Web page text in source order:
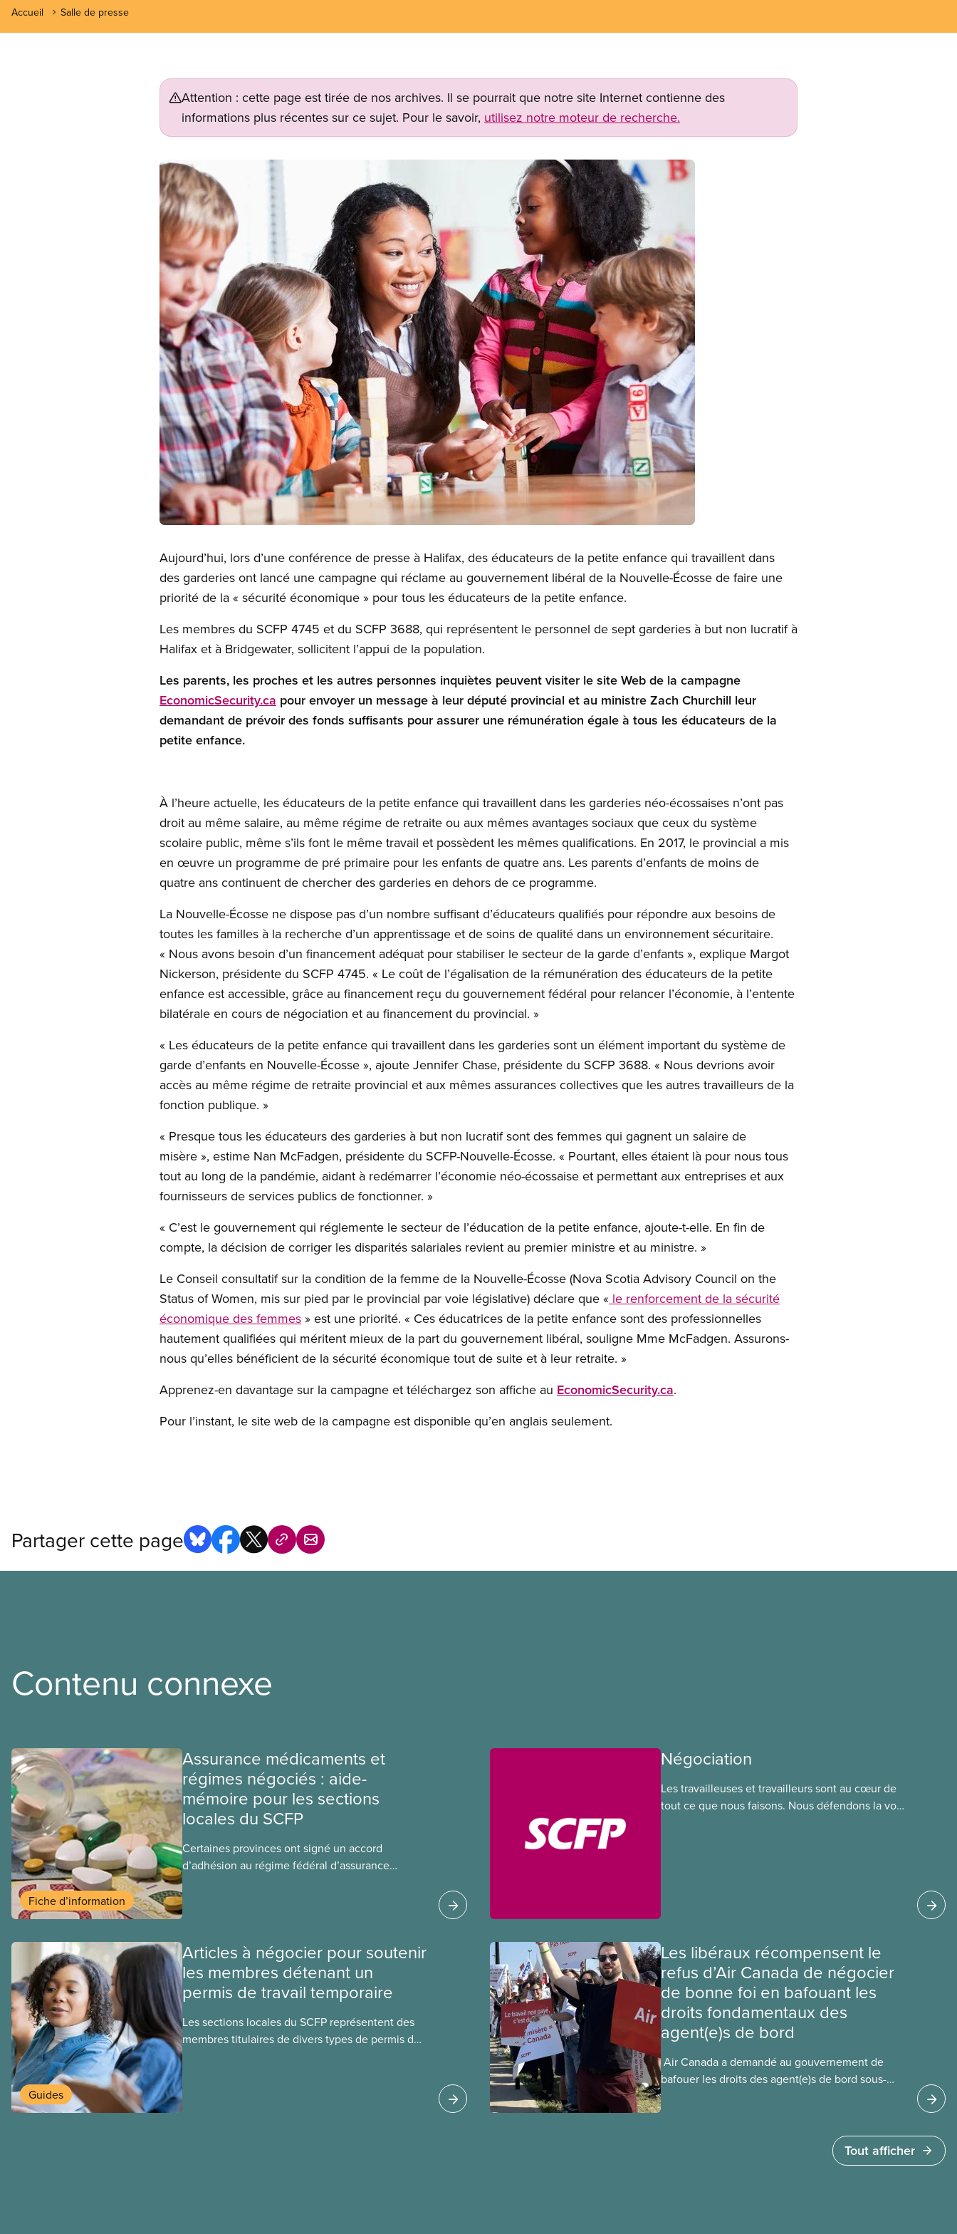
Accueil Salle de presse
Attention : cette page est tirée de nos archives. Il se pourrait que notre site Internet contienne des
informations plus récentes sur ce sujet. Pour le savoir, utilisez notre moteur de recherche.
Image
Aujourd’hui, lors d’une conférence de presse à Halifax, des éducateurs de la petite enfance qui travaillent dans
des garderies ont lancé une campagne qui réclame au gouvernement libéral de la Nouvelle-Écosse de faire une
priorité de la « sécurité économique » pour tous les éducateurs de la petite enfance.
Les membres du SCFP 4745 et du SCFP 3688, qui représentent le personnel de sept garderies à but non lucratif à
Halifax et à Bridgewater, sollicitent l’appui de la population.
Les parents, les proches et les autres personnes inquiètes peuvent visiter le site Web de la campagne
EconomicSecurity.ca pour envoyer un message à leur député provincial et au ministre Zach Churchill leur
demandant de prévoir des fonds suffisants pour assurer une rémunération égale à tous les éducateurs de la
petite enfance.
À l’heure actuelle, les éducateurs de la petite enfance qui travaillent dans les garderies néo-écossaises n’ont pas
droit au même salaire, au même régime de retraite ou aux mêmes avantages sociaux que ceux du système
scolaire public, même s’ils font le même travail et possèdent les mêmes qualifications. En 2017, le provincial a mis
en œuvre un programme de pré primaire pour les enfants de quatre ans. Les parents d’enfants de moins de
quatre ans continuent de chercher des garderies en dehors de ce programme.
La Nouvelle-Écosse ne dispose pas d’un nombre suffisant d’éducateurs qualifiés pour répondre aux besoins de
toutes les familles à la recherche d’un apprentissage et de soins de qualité dans un environnement sécuritaire.
« Nous avons besoin d’un financement adéquat pour stabiliser le secteur de la garde d’enfants », explique Margot
Nickerson, présidente du SCFP 4745. « Le coût de l’égalisation de la rémunération des éducateurs de la petite
enfance est accessible, grâce au financement reçu du gouvernement fédéral pour relancer l’économie, à l’entente
bilatérale en cours de négociation et au financement du provincial. »
« Les éducateurs de la petite enfance qui travaillent dans les garderies sont un élément important du système de
garde d’enfants en Nouvelle-Écosse », ajoute Jennifer Chase, présidente du SCFP 3688. « Nous devrions avoir
accès au même régime de retraite provincial et aux mêmes assurances collectives que les autres travailleurs de la
fonction publique. »
« Presque tous les éducateurs des garderies à but non lucratif sont des femmes qui gagnent un salaire de
misère », estime Nan McFadgen, présidente du SCFP-Nouvelle-Écosse. « Pourtant, elles étaient là pour nous tous
tout au long de la pandémie, aidant à redémarrer l’économie néo-écossaise et permettant aux entreprises et aux
fournisseurs de services publics de fonctionner. »
« C’est le gouvernement qui réglemente le secteur de l’éducation de la petite enfance, ajoute-t-elle. En fin de
compte, la décision de corriger les disparités salariales revient au premier ministre et au ministre. »
Le Conseil consultatif sur la condition de la femme de la Nouvelle-Écosse (Nova Scotia Advisory Council on the
Status of Women, mis sur pied par le provincial par voie législative) déclare que « le renforcement de la sécurité
économique des femmes » est une priorité. « Ces éducatrices de la petite enfance sont des professionnelles
hautement qualifiées qui méritent mieux de la part du gouvernement libéral, souligne Mme McFadgen. Assurons-
nous qu’elles bénéficient de la sécurité économique tout de suite et à leur retraite. »
Apprenez-en davantage sur la campagne et téléchargez son affiche au EconomicSecurity.ca.
Pour l’instant, le site web de la campagne est disponible qu’en anglais seulement.
Partager cette page
Contenu connexe
Fiche d’information
Assurance médicaments et
régimes négociés : aide-
mémoire pour les sections
locales du SCFP
Certaines provinces ont signé un accord
d’adhésion au régime fédéral d’assurance
Négociation
Les travailleuses et travailleurs sont au cœur de
tout ce que nous faisons. Nous défendons la voix
Guides
Articles à négocier pour soutenir
les membres détenant un
permis de travail temporaire
Les sections locales du SCFP représentent des
membres titulaires de divers types de permis de
Les libéraux récompensent le
refus d’Air Canada de négocier
de bonne foi en bafouant les
droits fondamentaux des
agent(e)s de bord
​ Air Canada a demandé au gouvernement de
bafouer les droits des agent(e)s de bord sous-
de l’entreprise. Le gouvernement libéral a
invoqué l’article 107 du Code canadien du travail
Tout afficher